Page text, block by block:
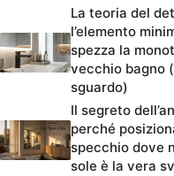
La teoria del
l’elemento
spezza la
vecchio bagno
sguardo)
Il segreto
perché
specchio dove
sole è la vera